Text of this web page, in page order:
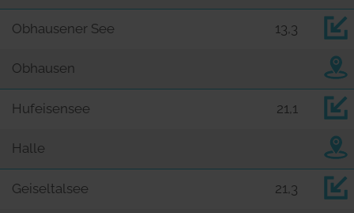
Obhausener See 13,3
Obhausen
Hufeisensee 21,1
Halle
Geiseltalsee 21,3